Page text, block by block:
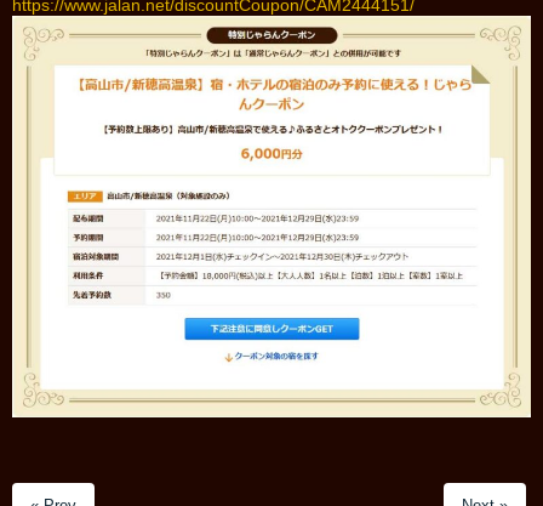
https://www.jalan.net/discountCoupon/CAM2444151/